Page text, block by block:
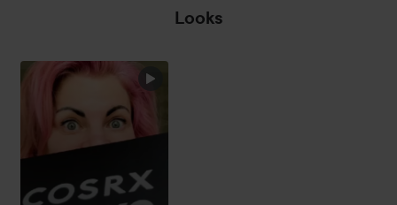
Looks
HOPPA ÖVER SEKTIONEN